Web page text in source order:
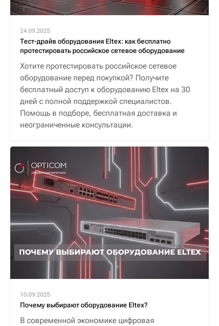
24.09.2025
Тест-драйв оборудования Eltex: как бесплатно
протестировать российское сетевое оборудование
Хотите протестировать российское сетевое
оборудование перед покупкой? Получите
бесплатный доступ к оборудованию Eltex на 30
дней с полной поддержкой специалистов.
Помощь в подборе, бесплатная доставка и
неограниченные консультации.
10.09.2025
Почему выбирают оборудование Eltex?
В современной экономике цифровая